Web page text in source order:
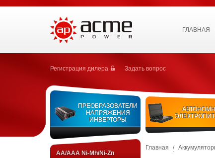
ГЛАВНАЯ
Регистрация дилера Задать вопрос
ПРЕОБРАЗОВАТЕЛИ
НАПРЯЖЕНИЯ
ИНВЕРТОРЫ
AA/AAA Ni-Mh/Ni-Zn
Главная /